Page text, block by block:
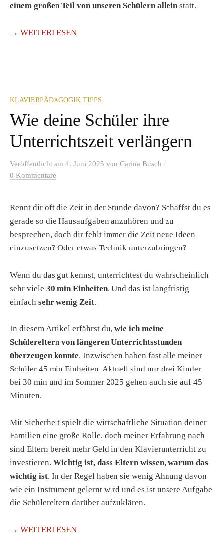
einem großen Teil von unseren Schülern alleinstatt.
→ WEITERLESEN
KLAVIERPÄDAGOGIK TIPPS
Wie deine Schüler ihre
Unterrichtszeit verlängern
Veröffentlicht am 4. Juni 2025 von Carina Busch /
0 Kommentare
Rennt dir oft die Zeit in der Stunde davon? Schaffst du es
gerade so die Hausaufgaben anzuhören und zu
besprechen, doch dir fehlt immer die Zeit neue Ideen
einzusetzen? Oder etwas Technik unterzubringen?
Wenn du das gut kennst, unterrichtest du wahrscheinlich
sehr viele 30 min Einheiten. Und das ist langfristig
einfach sehr wenig Zeit.
In diesem Artikel erfährst du, wie ich meine
Schülereltern von längeren Unterrichtsstunden
überzeugen konnte. Inzwischen haben fast alle meiner
Schüler 45 min Einheiten. Aktuell sind nur drei Kinder
bei 30 min und im Sommer 2025 gehen auch sie auf 45
Minuten.
Mit Sicherheit spielt die wirtschaftliche Situation deiner
Familien eine große Rolle, doch meiner Erfahrung nach
sind Eltern bereit mehr Geld in den Klavierunterricht zu
investieren. Wichtig ist, dass Eltern wissen, warum das
wichtig ist. In der Regel haben sie wenig Ahnung davon
wie ein Instrument gelernt wird und es ist unsere Aufgabe
die Schülereltern darüber aufzuklären.
→ WEITERLESEN